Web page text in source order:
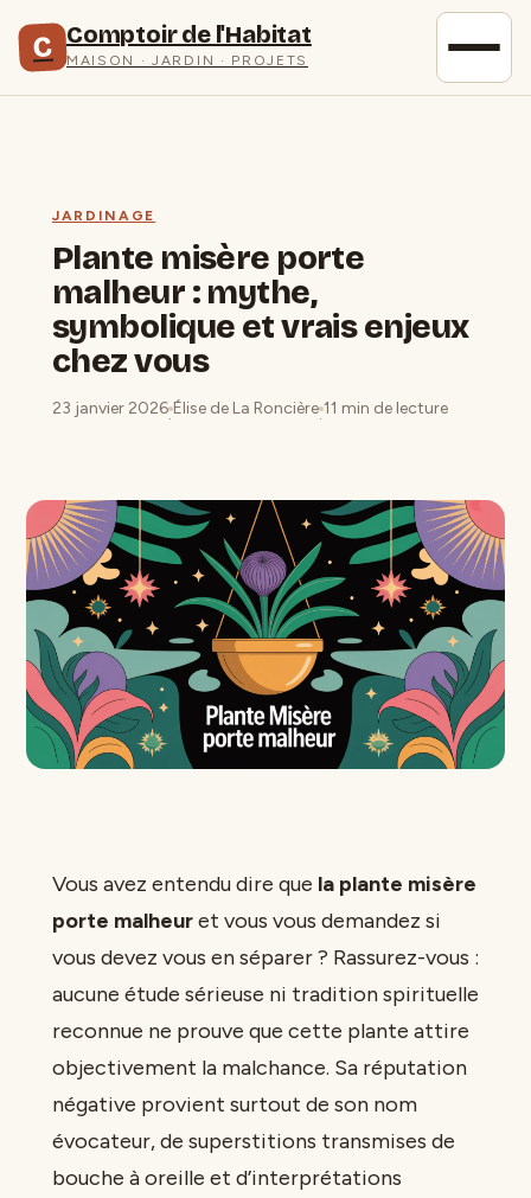
C Comptoir de l'Habitat
MAISON · JARDIN · PROJETS
JARDINAGE
Plante misère porte
malheur : mythe,
symbolique et vrais enjeux
chez vous
23 janvier 2026
·
Élise de La Roncière
·
11 min de lecture
Vous avez entendu dire que la plante misère
porte malheuret vous vous demandez si
vous devez vous en séparer ? Rassurez-vous :
aucune étude sérieuse ni tradition spirituelle
reconnue ne prouve que cette plante attire
objectivement la malchance. Sa réputation
négative provient surtout de son nom
évocateur, de superstitions transmises de
bouche à oreille et d’interprétations